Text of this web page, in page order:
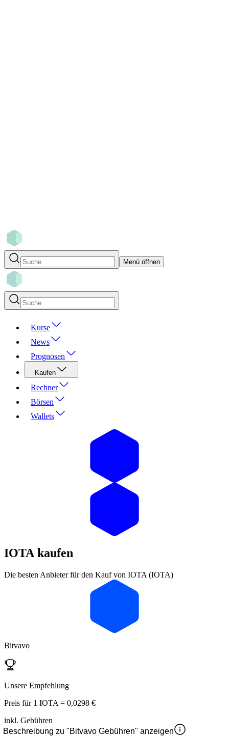
Menü öffnen
Kurse
News
Prognosen
Kaufen
Rechner
Börsen
Wallets
IOTA kaufen
Die besten Anbieter für den Kauf von IOTA (IOTA)
Bitvavo
Unsere Empfehlung
Preis für 1 IOTA = 0,0298 €
inkl. Gebühren
Beschreibung zu "Bitvavo Gebühren" anzeigen